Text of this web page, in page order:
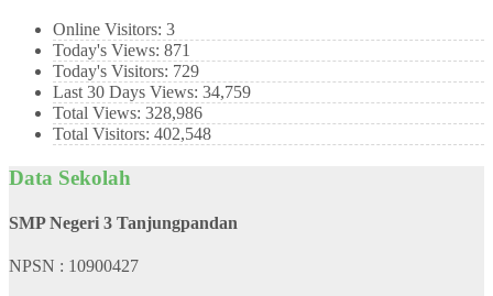
Online Visitors: 3
Today's Views: 871
Today's Visitors: 729
Last 30 Days Views: 34,759
Total Views: 328,986
Total Visitors: 402,548
Data Sekolah
SMP Negeri 3 Tanjungpandan
NPSN : 10900427